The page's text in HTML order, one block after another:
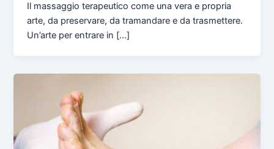
Il massaggio terapeutico come una vera e propria
arte, da preservare, da tramandare e da trasmettere.
Un’arte per entrare in […]